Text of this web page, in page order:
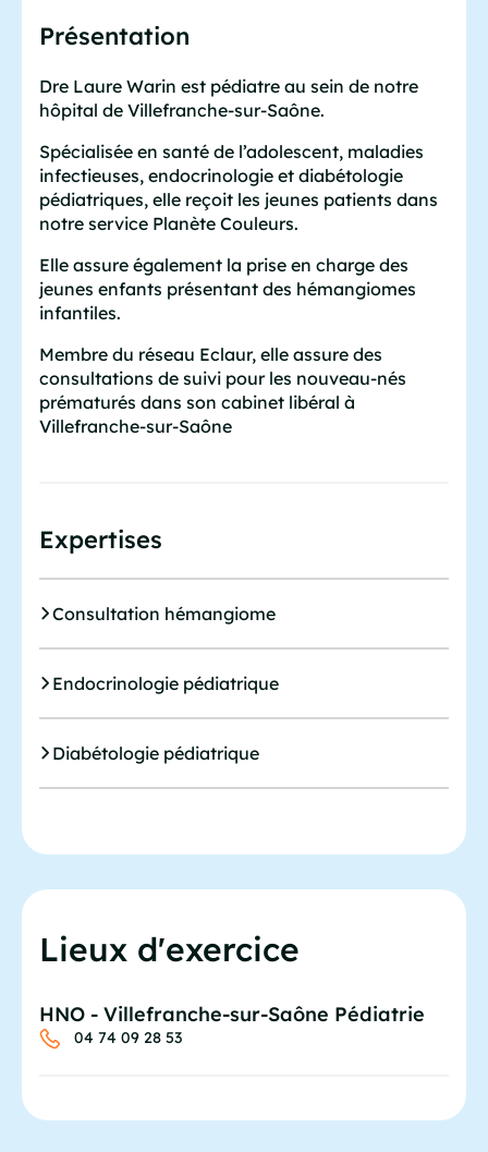
Présentation
Dre Laure Warin est pédiatre au sein de notre
hôpital de Villefranche-sur-Saône.
Spécialisée en santé de l’adolescent, maladies
infectieuses, endocrinologie et diabétologie
pédiatriques, elle reçoit les jeunes patients dans
notre service Planète Couleurs.
Elle assure également la prise en charge des
jeunes enfants présentant des hémangiomes
infantiles.
Membre du réseau Eclaur, elle assure des
consultations de suivi pour les nouveau-nés
prématurés dans son cabinet libéral à
Villefranche-sur-Saône
Expertises
Consultation hémangiome
Endocrinologie pédiatrique
Diabétologie pédiatrique
Lieux d'exercice
HNO - Villefranche-sur-Saône Pédiatrie
04 74 09 28 53